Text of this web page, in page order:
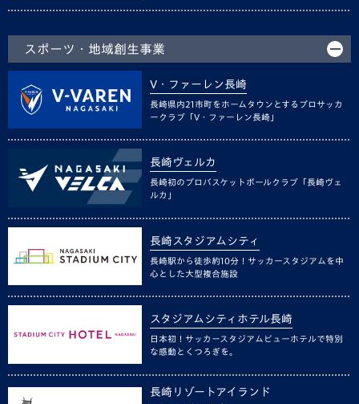
スポーツ・地域創生事業
V・ファーレン長崎
長崎県内21市町をホームタウンとするプロサッカ
ークラブ「V・ファーレン長崎」
長崎ヴェルカ
長崎初のプロバスケットボールクラブ「長崎ヴェ
ルカ」
長崎スタジアムシティ
長崎駅から徒歩約10分！サッカースタジアムを中
心とした大型複合施設
スタジアムシティホテル長崎
日本初！サッカースタジアムビューホテルで特別
な感動とくつろぎを。
長崎リゾートアイランド